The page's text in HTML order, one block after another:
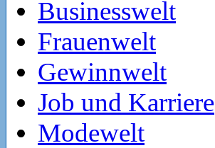
Businesswelt
Frauenwelt
Gewinnwelt
Job und Karriere
Modewelt